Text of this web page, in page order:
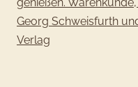
Georg Schweisfurth
Verlag